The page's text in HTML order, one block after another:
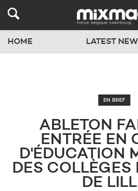
HOME LATEST
EN BREF
ABLETON
ENTRÉE EN
D'ÉDUCATION
DES COLLÈGES
DE